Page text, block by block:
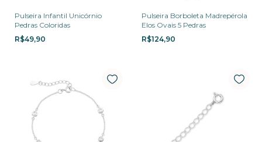
Pulseira Infantil Unicórnio
Pedras Coloridas
R$49,90
Pulseira Borboleta Madrepérola
Elos Ovais 5 Pedras
R$124,90